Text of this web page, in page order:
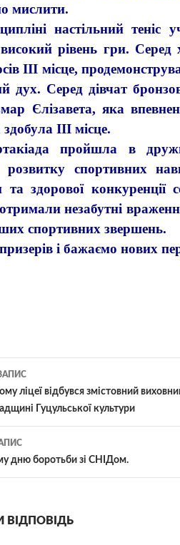
мислити.
настільний теніс
рівень гри. Серед
ІІІ місце,
дух. Серед дівчат
Єлізавета, яка
здобула ІІІ місце.
пройшла в
спортивних
та здорової конкуренції
незабутні
спортивних звершень.
і бажаємо нових
ліцеї відбувся змістовний
Гуцульської культури
дню боротьби зі СНІДом.